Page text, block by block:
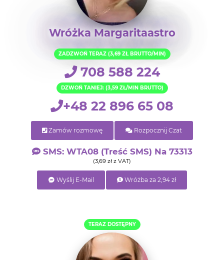
Wróżka Margaritaastro
ZADZWOŃ TERAZ (3,69 ZŁ BRUTTO/MIN)
708 588 224
DZWOŃ TANIEJ: (3,59 ZŁ/MIN BRUTTO)
+48 22 896 65 08
Zamów rozmowę Rozpocznij Czat
SMS: WTA08 (treść SMS) Na 73313
(3,69 zł z VAT)
Wyślij E-Mail Wróżba za 2,94 zł
TERAZ DOSTĘPNY